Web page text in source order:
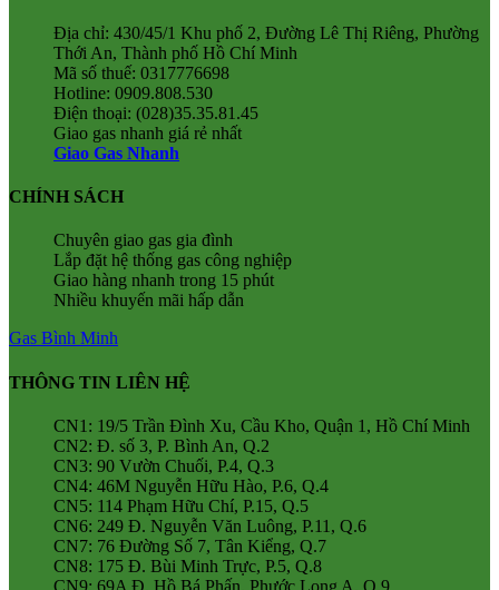
Địa chỉ: 430/45/1 Khu phố 2, Đường Lê Thị Riêng, Phường
Thới An, Thành phố Hồ Chí Minh
Mã số thuế: 0317776698
Hotline: 0909.808.530
Điện thoại: (028)35.35.81.45
Giao gas nhanh giá rẻ nhất
Giao Gas Nhanh
CHÍNH SÁCH
Chuyên giao gas gia đình
Lắp đặt hệ thống gas công nghiệp
Giao hàng nhanh trong 15 phút
Nhiều khuyến mãi hấp dẫn
Gas Bình Minh
THÔNG TIN LIÊN HỆ
CN1: 19/5 Trần Đình Xu, Cầu Kho, Quận 1, Hồ Chí Minh
CN2: Đ. số 3, P. Bình An, Q.2
CN3: 90 Vườn Chuối, P.4, Q.3
CN4: 46M Nguyễn Hữu Hào, P.6, Q.4
CN5: 114 Phạm Hữu Chí, P.15, Q.5
CN6: 249 Đ. Nguyễn Văn Luông, P.11, Q.6
CN7: 76 Đường Số 7, Tân Kiểng, Q.7
CN8: 175 Đ. Bùi Minh Trực, P.5, Q.8
CN9: 69A Đ. Hồ Bá Phấn, Phước Long A, Q.9